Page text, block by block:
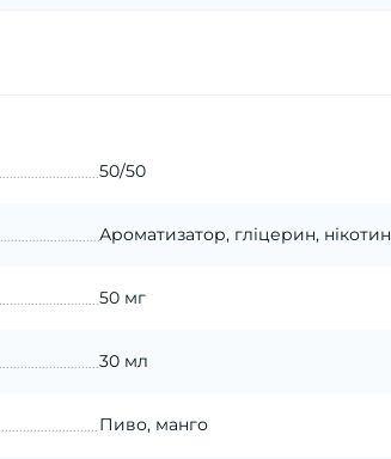
50/50
Ароматизатор, гліцерин, нікотин
50 мг
30 мл
Пиво, манго